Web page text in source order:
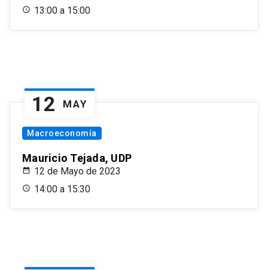
13:00 a 15:00
12 MAY
Macroeconomía
Mauricio Tejada, UDP
12 de Mayo de 2023
14:00 a 15:30